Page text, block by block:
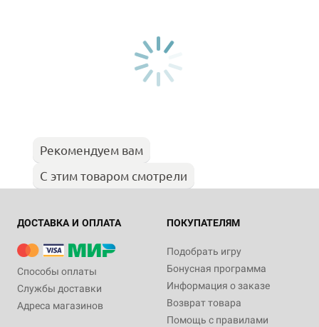
Рекомендуем вам
С этим товаром смотрели
ДОСТАВКА И ОПЛАТА
Способы оплаты
Службы доставки
Адреса магазинов
ПОКУПАТЕЛЯМ
Подобрать игру
Бонусная программа
Информация о заказе
Возврат товара
Помощь с правилами